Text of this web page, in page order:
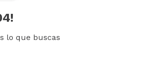
lo que buscas